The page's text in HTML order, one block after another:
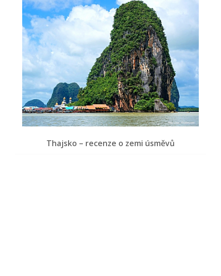
Thajsko – recenze o zemi úsměvů